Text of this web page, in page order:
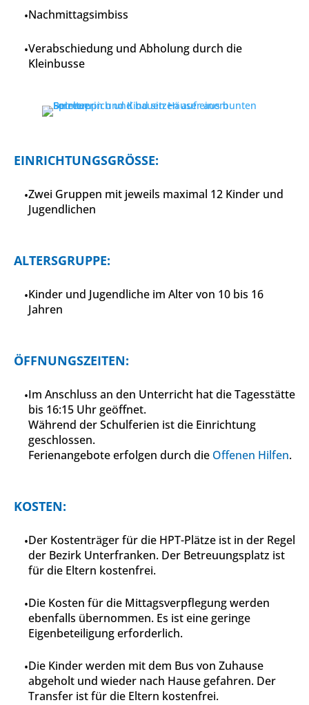
Nachmittagsimbiss
Verabschiedung und Abholung durch die
Kleinbusse
EINRICHTUNGSGRÖSSE:
Zwei Gruppen mit jeweils maximal 12 Kinder und
Jugendlichen
ALTERSGRUPPE:
Kinder und Jugendliche im Alter von 10 bis 16
Jahren
ÖFFNUNGSZEITEN:
Im Anschluss an den Unterricht hat die Tagesstätte
bis 16:15 Uhr geöffnet.
Während der Schulferien ist die Einrichtung
geschlossen.
Ferienangebote erfolgen durch die Offenen Hilfen.
KOSTEN:
Der Kostenträger für die HPT-Plätze ist in der Regel
der Bezirk Unterfranken. Der Betreuungsplatz ist
für die Eltern kostenfrei.
Die Kosten für die Mittagsverpflegung werden
ebenfalls übernommen. Es ist eine geringe
Eigenbeteiligung erforderlich.
Die Kinder werden mit dem Bus von Zuhause
abgeholt und wieder nach Hause gefahren. Der
Transfer ist für die Eltern kostenfrei.